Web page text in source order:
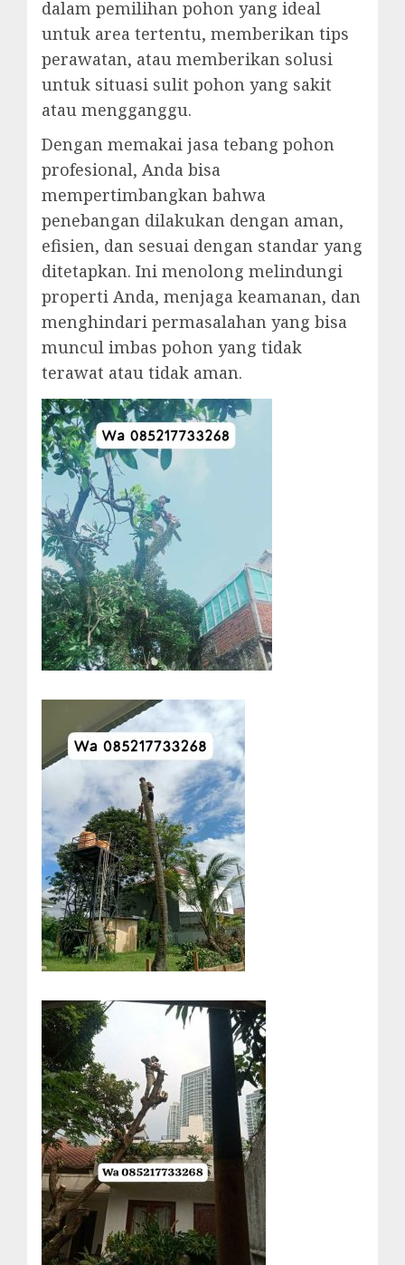
dalam pemilihan pohon yang ideal
untuk area tertentu, memberikan tips
perawatan, atau memberikan solusi
untuk situasi sulit pohon yang sakit
atau mengganggu.
Dengan memakai jasa tebang pohon
profesional, Anda bisa
mempertimbangkan bahwa
penebangan dilakukan dengan aman,
efisien, dan sesuai dengan standar yang
ditetapkan. Ini menolong melindungi
properti Anda, menjaga keamanan, dan
menghindari permasalahan yang bisa
muncul imbas pohon yang tidak
terawat atau tidak aman.